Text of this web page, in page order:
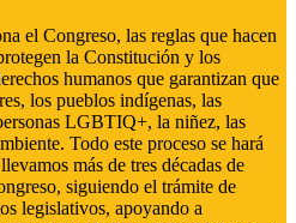
el Congreso, las reglas que hacen
la Constitución y los
humanos que garantizan que
los pueblos indígenas, las
LGBTIQ+, la niñez, las
Todo este proceso se hará
más de tres décadas de
siguiendo el trámite de
legislativos, apoyando a